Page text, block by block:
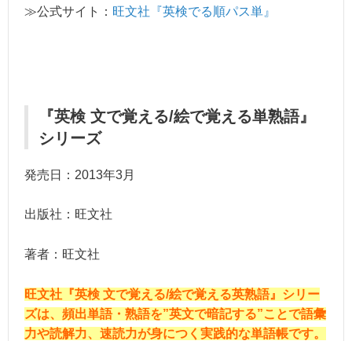
≫公式サイト： 旺文社『英検でる順パス単』
『英検 文で覚える/絵で覚える単熟語』
シリーズ
発売日：2013年3月
出版社：旺文社
著者：旺文社
旺文社『英検 文で覚える/絵で覚える英熟語』シリー
ズは、頻出単語・熟語を”英文で暗記する”ことで語彙
力や読解力、速読力が身につく実践的な単語帳です。